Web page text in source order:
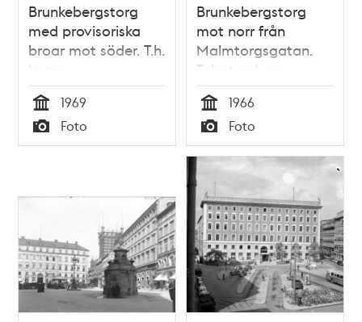
Brunkebergstorg
med provisoriska
broar mot söder. T.h.
byggs
Brunkebergstorg 7-9,
tidigare kv. Frigga,
nu kv. Skansen. T.v.
kv. Åskslaget, nu kv.
Tid
1969
Typ
Foto
Brunkebergstorg
mot norr från
Malmtorgsgatan.
Telestyrelsens
byggnad i fonden
Tid
1966
Typ
Foto